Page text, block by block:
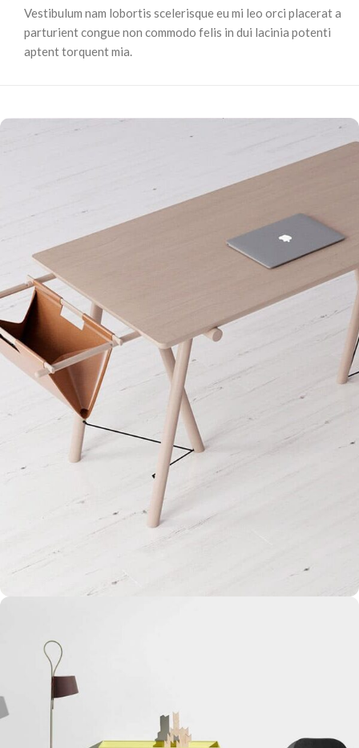
Vestibulum nam lobortis scelerisque eu mi leo orci placerat a
parturient congue non commodo felis in dui lacinia potenti
aptent torquent mia.